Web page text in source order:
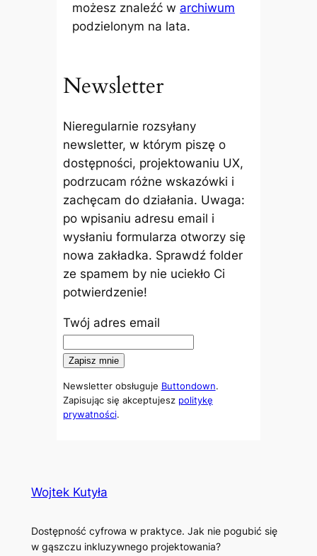
możesz znaleźć w archiwum
podzielonym na lata.
Newsletter
Nieregularnie rozsyłany
newsletter, w którym piszę o
dostępności, projektowaniu UX,
podrzucam różne wskazówki i
zachęcam do działania. Uwaga:
po wpisaniu adresu email i
wysłaniu formularza otworzy się
nowa zakładka. Sprawdź folder
ze spamem by nie uciekło Ci
potwierdzenie!
Twój adres email
Newsletter obsługuje Buttondown.
Zapisując się akceptujesz politykę
prywatności.
Wojtek Kutyła
Dostępność cyfrowa w praktyce. Jak nie pogubić się
w gąszczu inkluzywnego projektowania?